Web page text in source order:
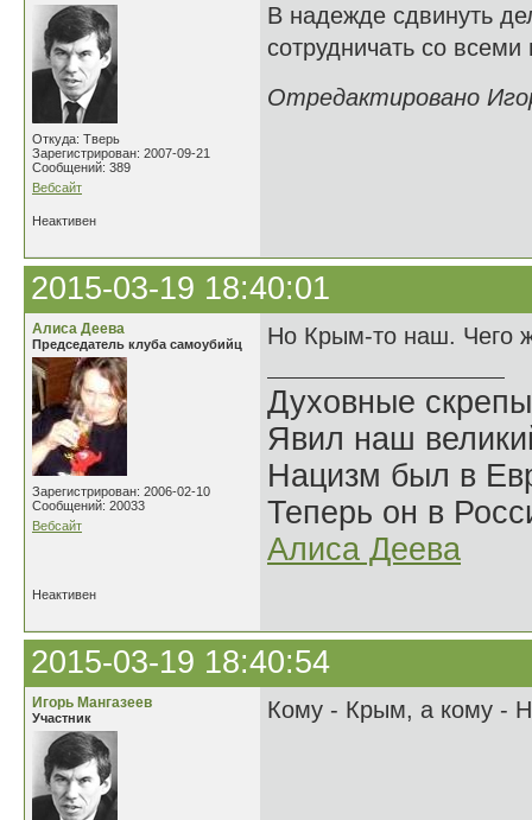
Откуда: Тверь
Зарегистрирован: 2007-09-21
Сообщений: 389
Вебсайт
В надежде сдвинуть
сотрудничать со
Отредактировано
Неактивен
2015-03-19 18:40:01
Алиса Деева
Председатель клуба самоубийц
Зарегистрирован: 2006-02-10
Сообщений: 20033
Вебсайт
Но Крым-то наш. Чего
Духовные
Явил наш
Нацизм был в
Теперь он в
Алиса Деева
Неактивен
2015-03-19 18:40:54
Игорь Мангазеев
Участник Кому - Крым, а кому -